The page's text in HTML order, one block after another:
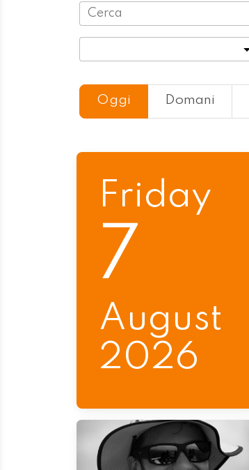
Oggi Domani
Friday
7
August
2026